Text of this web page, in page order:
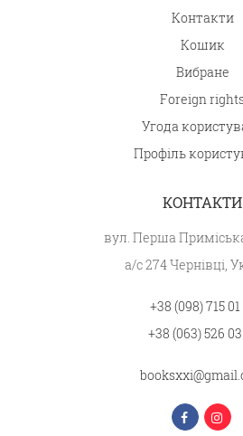
Контакти
Кошик
Вибране
Foreign rights
Угода
Профіль
КОНТАКТИ
вул. Перша
а/с 274 Чернівці,
+38 (098) 715 01
+38 (063) 526